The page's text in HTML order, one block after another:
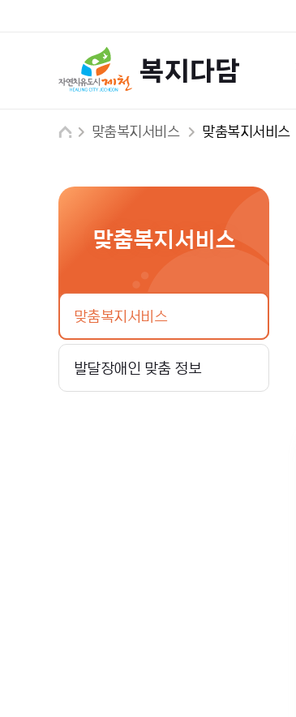
복지다담
맞춤복지서비스 맞춤복지서비스
맞춤복지서비스
맞춤복지서비스
발달장애인 맞춤 정보